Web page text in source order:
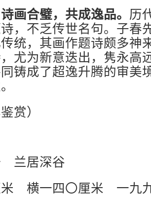
画合璧，共成逸品。 历
，不乏传世名句。子春
统，其画作题诗颇多神
尤为新意迭出，隽永高
铸成了超逸升腾的审美
赏）
兰居深谷
米 横一四〇厘米 一九